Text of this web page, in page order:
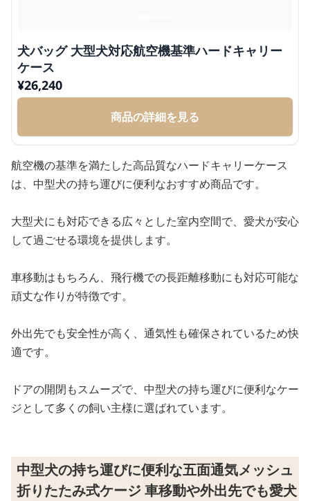
犬バッグ 大型犬対応航空機基準ハードキャリー
ケース
¥26,240
商品の詳細を見る
航空機の基準を満たした高品質なハードキャリーケース
は、中型犬の持ち運びに便利なおすすめ商品です。
大型犬にも対応できる広々とした室内空間で、愛犬が安心
して過ごせる環境を提供します。
車移動はもちろん、飛行機での長距離移動にも対応可能な
頑丈な作りが特徴です。
外出先でも安全性が高く、通気性も確保されているため快
適です。
ドアの開閉もスムーズで、中型犬の持ち運びに便利なケー
ジとして多くの飼い主様に選ばれています。
中型犬の持ち運びに便利な五面通気メッシュ
折りたたみ式ケージ 車移動や外出先でも愛犬